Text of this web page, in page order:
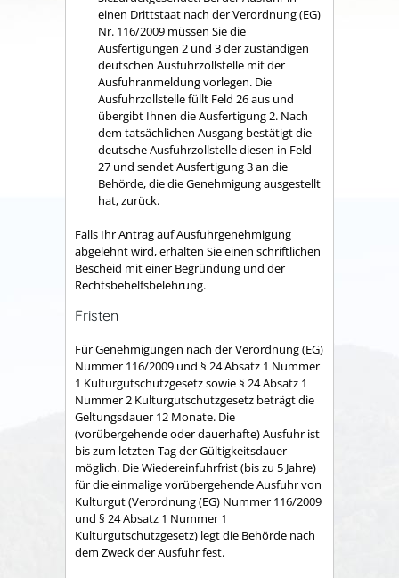
einen Drittstaat nach der Verordnung (EG)
Nr. 116/2009 müssen Sie die
Ausfertigungen 2 und 3 der zuständigen
deutschen Ausfuhrzollstelle mit der
Ausfuhranmeldung vorlegen. Die
Ausfuhrzollstelle füllt Feld 26 aus und
übergibt Ihnen die Ausfertigung 2. Nach
dem tatsächlichen Ausgang bestätigt die
deutsche Ausfuhrzollstelle diesen in Feld
27 und sendet Ausfertigung 3 an die
Behörde, die die Genehmigung ausgestellt
hat, zurück.
Falls Ihr Antrag auf Ausfuhrgenehmigung
abgelehnt wird, erhalten Sie einen schriftlichen
Bescheid mit einer Begründung und der
Rechtsbehelfsbelehrung.
Fristen
Für Genehmigungen nach der Verordnung (EG)
Nummer 116/2009 und § 24 Absatz 1 Nummer
1 Kulturgutschutzgesetz sowie § 24 Absatz 1
Nummer 2 Kulturgutschutzgesetz beträgt die
Geltungsdauer 12 Monate. Die
(vorübergehende oder dauerhafte) Ausfuhr ist
bis zum letzten Tag der Gültigkeitsdauer
möglich. Die Wiedereinfuhrfrist (bis zu 5 Jahre)
für die einmalige vorübergehende Ausfuhr von
Kulturgut (Verordnung (EG) Nummer 116/2009
und § 24 Absatz 1 Nummer 1
Kulturgutschutzgesetz) legt die Behörde nach
dem Zweck der Ausfuhr fest.